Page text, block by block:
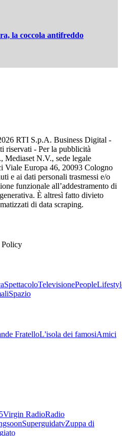
la coccola antifreddo
RTI S.p.A. Business Digital -
riservati - Per la pubblicità
N.V., sede legale
Viale Europa 46, 20093 Cologno
e ai dati personali trasmessi e/o
funzionale all’addestramento di
È altresì fatto divieto
di data scraping.
SpettacoloTelevisionePeople
Spazio
FratelloL'isola dei famosiAmici
Virgin RadioRadio
SuperguidatvZuppa di